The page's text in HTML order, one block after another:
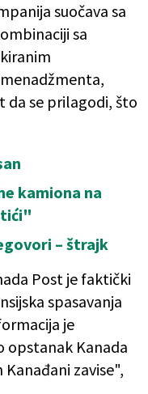
suočava sa
sa
da se prilagodi, što
kamiona na
– štrajk
Post je faktički
spasavanja
je
opstanak Kanada
zavise",